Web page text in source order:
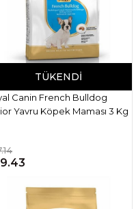
TÜKENDI
Canin French Bulldog
Yavru Köpek Maması 3 Kg